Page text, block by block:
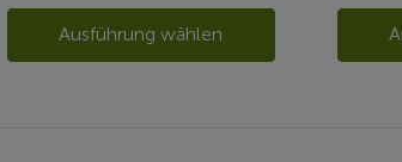
Ausführung wählen